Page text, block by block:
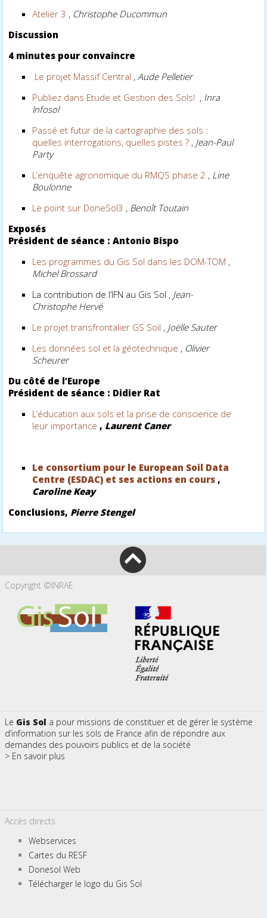
Atelier 3 , Christophe Ducommun
Discussion
4 minutes pour convaincre
Le projet Massif Central ,Aude Pelletier
Publiez dans Etude et Gestion des Sols! , Inra
lnfosol
Passé et futur de la cartographie des sols :
quelles interrogations, quelles pistes ? , Jean-Paul
Party
L’enquête agronomique du RMQS phase 2 , Line
Boulonne
Le point sur DoneSol3 , Benoît Toutain
Exposés
Président de séance : Antonio Bispo
Les programmes du Gis Sol dans les DOM-TOM ,
Michel Brossard
La contribution de l’IFN au Gis Sol , Jean-
Christophe Hervé
Le projet transfrontalier GS Soil , Joëlle Sauter
Les données sol et la géotechnique , Olivier
Scheurer
Du côté de l’Europe
Président de séance : Didier Rat
L’éducation aux sols et la prise de conscience de
leur importance , Laurent Caner
Le consortium pour le European Soil Data
Centre (ESDAC) et ses actions en cours ,
Caroline Keay
Conclusions, Pierre Stengel
Copyright ©INRAE
Le Gis Sol a pour missions de constituer et de gérer le système
d’information sur les sols de France afin de répondre aux
demandes des pouvoirs publics et de la société
> En savoir plus
Accès directs
Webservices
Cartes du RESF
Donesol Web
Télécharger le logo du Gis Sol